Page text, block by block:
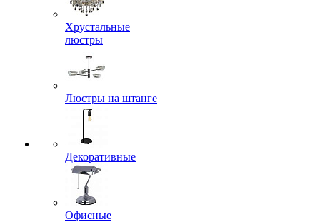
Хрустальные
люстры
Люстры на штанге
Декоративные
Офисные